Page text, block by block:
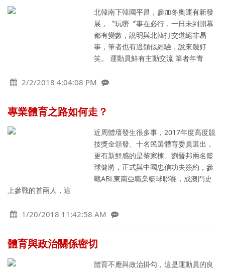
北韓南下韓國平昌，參加冬奧運有新發
展，〝玩嘢〞事在必行，一日未到開幕
都有變數，說明與北韓打交道絕非易
事，筆者也有過類似經驗，說來幾好
笑。 運動員鮮有主動交流 筆者年青
2/2/2018 4:04:08 PM
專業體育之路如何走？
近周體壇發生很多事，2017年度高度競
技獎金頒發、十名民選體育委員選出，
更有新鮮感的是黎家棟、劉晉邦兩名籃
球健將，正式與中國忠信功夫簽約，參
戰ABL東南亞職業籃球聯賽，成澳門史
上參戰的首兩人，這
1/20/2018 11:42:58 AM
體育與政治關係密切
體育不應與政治掛勾，這是運動員的良